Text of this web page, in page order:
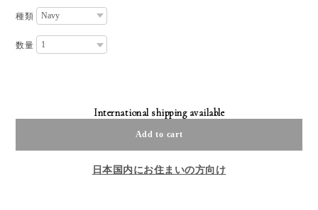
種類
数量
International shipping available
Add to cart
日本国内にお住まいの方向け